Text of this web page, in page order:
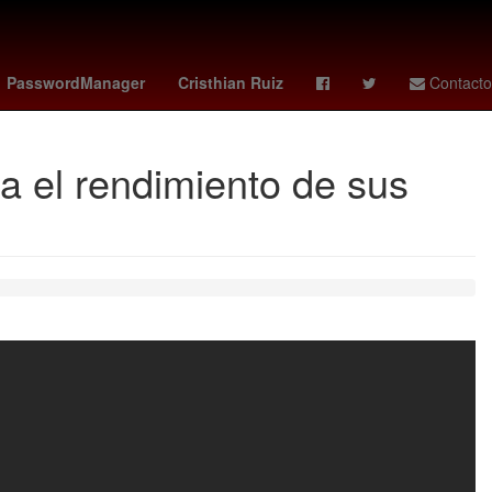
PasswordManager Cristhian Ruiz Contacto
Argentina Scotiabank
el rendimiento de sus